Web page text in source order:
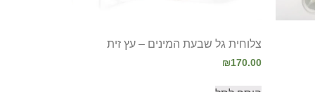
צלוחית גל שבעת המינים – עץ זית
₪170.00